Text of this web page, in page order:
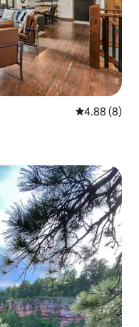
レビュー8件
4.88 (8)